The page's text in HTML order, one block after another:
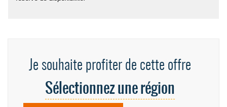
Je souhaite profiter de cette offre
Sélectionnez une région